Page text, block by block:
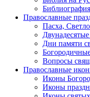
Библиография
Православные
Пасха,
Дни памяти
Вопросы
Православные
Иконы
Иконы